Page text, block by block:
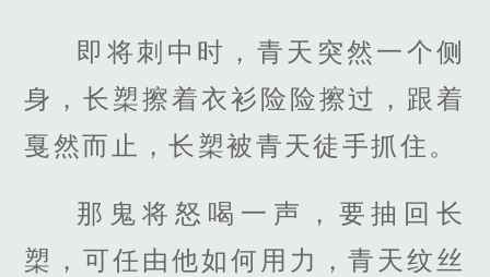
即将刺中时，青天突然一个侧
身，长槊擦着衣衫险险擦过，跟着
戛然而止，长槊被青天徒手抓住。
那鬼将怒喝一声，要抽回长
槊，可任由他如何用力，青天纹丝